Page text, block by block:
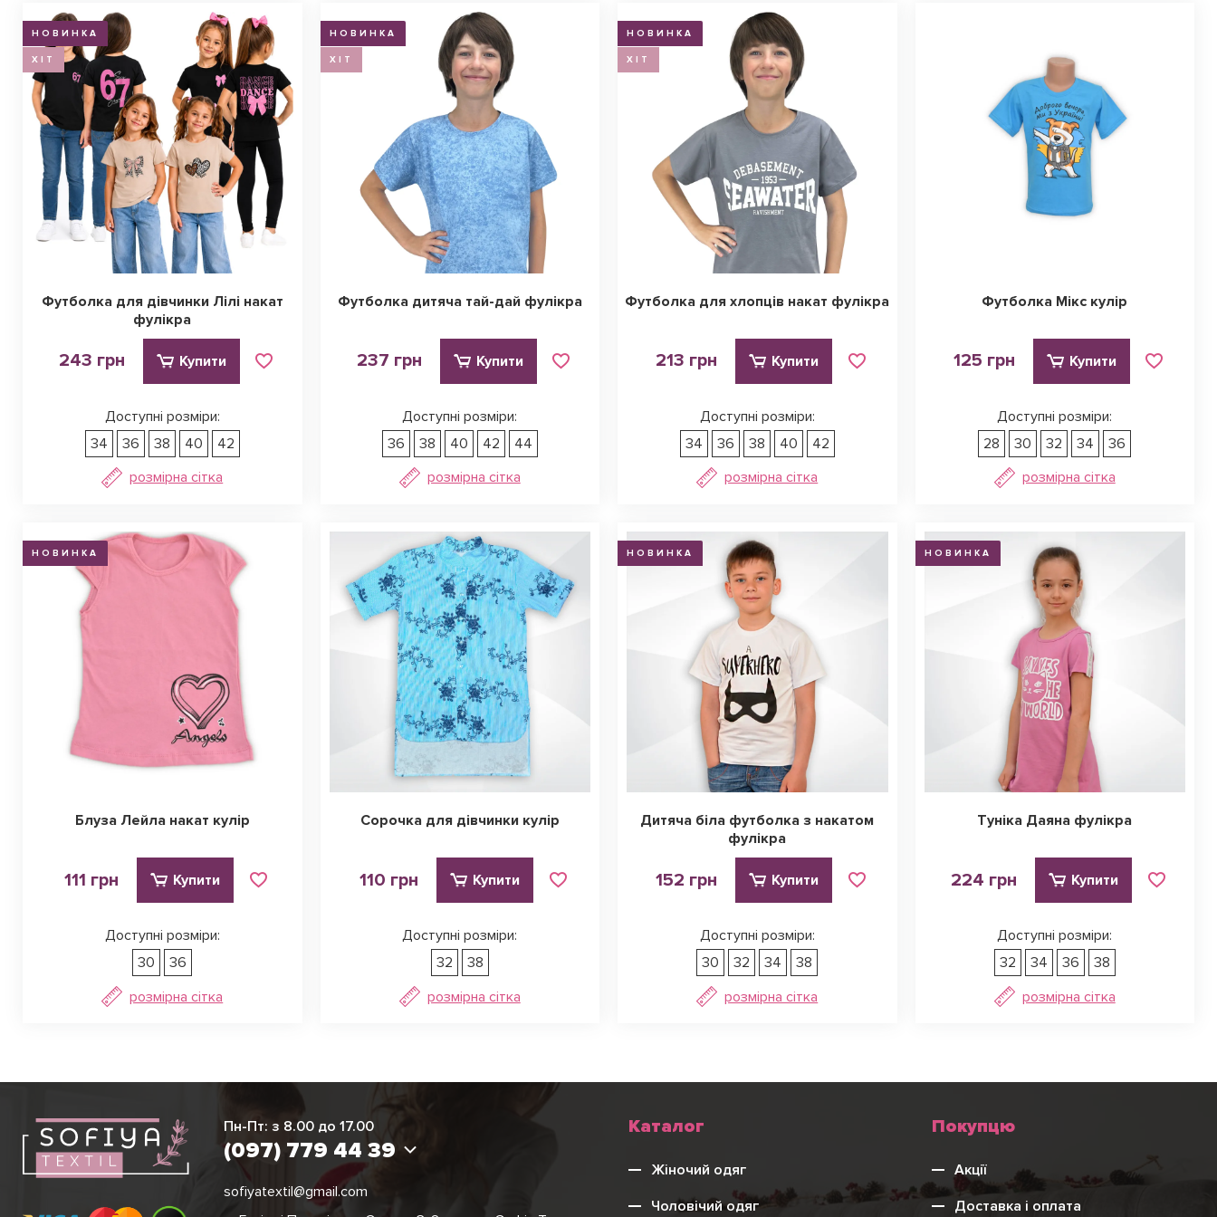
НОВИНКА
ХІТ
Футболка для дівчинки Лілі накат
фулікра
243 грн Купити
Доступні розміри:
34
36 38 40
42
розмірна сітка
НОВИНКА
ХІТ
Футболка дитяча тай-дай фулікра
237 грн Купити
Доступні розміри:
36
38 40 42
44
розмірна сітка
НОВИНКА
ХІТ
Футболка для хлопців накат фулікра
213 грн Купити
Доступні розміри:
34
36 38 40
42
розмірна сітка
Футболка Мікс кулір
125 грн Купити
Доступні розміри:
28
30 32 34
36
розмірна сітка
НОВИНКА
Блуза Лейла накат кулір
111 грн Купити
Доступні розміри:
30
36
розмірна сітка
Сорочка для дівчинки кулір
110 грн Купити
Доступні розміри:
32
38
розмірна сітка
НОВИНКА
Дитяча біла футболка з накатом
фулікра
152 грн Купити
Доступні розміри:
30
32 34
38
розмірна сітка
НОВИНКА
Туніка Даяна фулікра
224 грн Купити
Доступні розміри:
32
34 36
38
розмірна сітка
Пн-Пт: з 8.00 до 17.00
(097) 779 44 39
(097) 779 44 39
sofiyatextil@gmail.com
Каталог
Жіночий одяг
Чоловічий одяг
Меню
колонтитулу
Покупцю
Акції
Доставка і оплата